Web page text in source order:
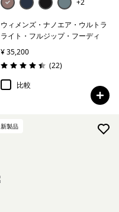
+2
ウィメンズ・ナノエア・ウルトラ
ライト・フルジップ・フーディ
¥ 35,200
評価: 4.5 / 5
(22レビュー
)
比較
新製品